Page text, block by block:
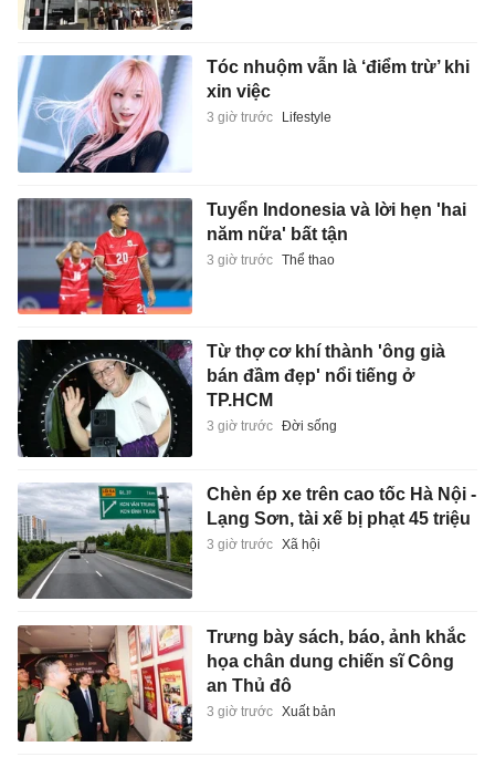
Tóc nhuộm vẫn là ‘điểm trừ’ khi
xin việc
3 giờ trước Lifestyle
Tuyển Indonesia và lời hẹn 'hai
năm nữa' bất tận
3 giờ trước Thể thao
Từ thợ cơ khí thành 'ông già
bán đầm đẹp' nổi tiếng ở
TP.HCM
3 giờ trước Đời sống
Chèn ép xe trên cao tốc Hà Nội -
Lạng Sơn, tài xế bị phạt 45 triệu
3 giờ trước Xã hội
Trưng bày sách, báo, ảnh khắc
họa chân dung chiến sĩ Công
an Thủ đô
3 giờ trước Xuất bản